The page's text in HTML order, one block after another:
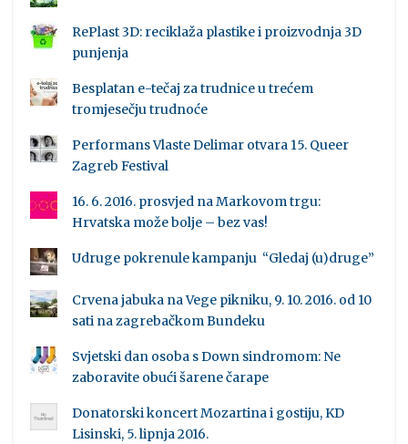
RePlast 3D: reciklaža plastike i proizvodnja 3D
punjenja
Besplatan e-tečaj za trudnice u trećem
tromjesečju trudnoće
Performans Vlaste Delimar otvara 15. Queer
Zagreb Festival
16. 6. 2016. prosvjed na Markovom trgu:
Hrvatska može bolje – bez vas!
Udruge pokrenule kampanju “Gledaj (u)druge”
Crvena jabuka na Vege pikniku, 9. 10. 2016. od 10
sati na zagrebačkom Bundeku
Svjetski dan osoba s Down sindromom: Ne
zaboravite obući šarene čarape
Donatorski koncert Mozartina i gostiju, KD
Lisinski, 5. lipnja 2016.